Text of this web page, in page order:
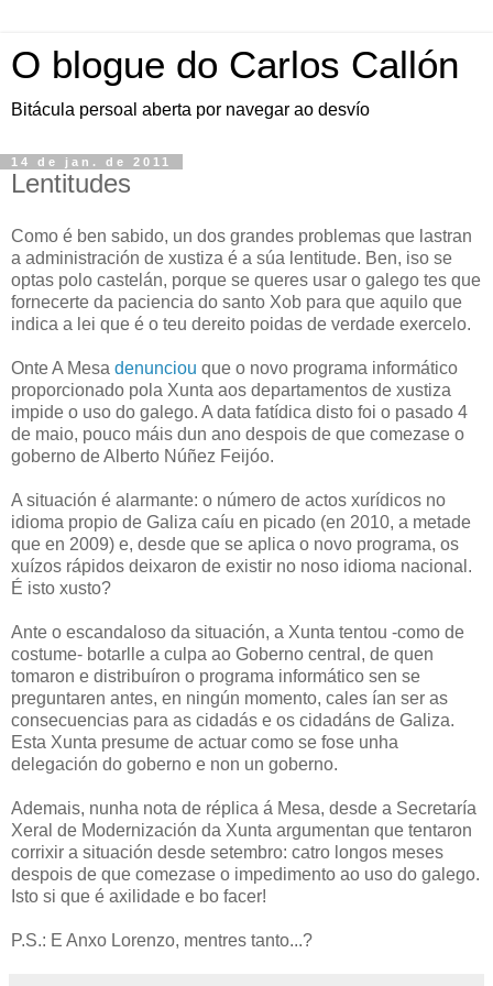
O blogue do Carlos Callón
Bitácula persoal aberta por navegar ao desvío
14 de jan. de 2011
Lentitudes
Como é ben sabido, un dos grandes problemas que lastran
a administración de xustiza é a súa lentitude. Ben, iso se
optas polo castelán, porque se queres usar o galego tes que
fornecerte da paciencia do santo Xob para que aquilo que
indica a lei que é o teu dereito poidas de verdade exercelo.
Onte A Mesa denunciou que o novo programa informático
proporcionado pola Xunta aos departamentos de xustiza
impide o uso do galego. A data fatídica disto foi o pasado 4
de maio, pouco máis dun ano despois de que comezase o
goberno de Alberto Núñez Feijóo.
A situación é alarmante: o número de actos xurídicos no
idioma propio de Galiza caíu en picado (en 2010, a metade
que en 2009) e, desde que se aplica o novo programa, os
xuízos rápidos deixaron de existir no noso idioma nacional.
É isto xusto?
Ante o escandaloso da situación, a Xunta tentou -como de
costume- botarlle a culpa ao Goberno central, de quen
tomaron e distribuíron o programa informático sen se
preguntaren antes, en ningún momento, cales ían ser as
consecuencias para as cidadás e os cidadáns de Galiza.
Esta Xunta presume de actuar como se fose unha
delegación do goberno e non un goberno.
Ademais, nunha nota de réplica á Mesa, desde a Secretaría
Xeral de Modernización da Xunta argumentan que tentaron
corrixir a situación desde setembro: catro longos meses
despois de que comezase o impedimento ao uso do galego.
Isto si que é axilidade e bo facer!
P.S.: E Anxo Lorenzo, mentres tanto...?